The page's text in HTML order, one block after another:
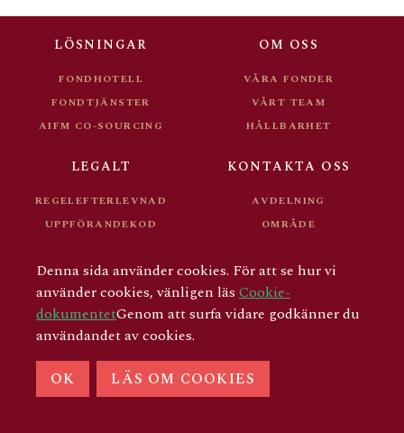
UPPFÖRANDEKOD
FONDDOKUMENT
OMRÅDE
KARRIÄR
LÖSNINGAR
FONDHOTELL
FONDTJÄNSTER
AIFM CO-SOURCING
OM OSS
VÅRA FONDER
VÅRT TEAM
HÅLLBARHET
LEGALT
REGELEFTERLEVNAD
UPPFÖRANDEKOD
FÖR INVESTERARE
KONTAKTA OSS
AVDELNING
OMRÅDE
© COPYRIGHT 2026 AIFM GROUP
Denna sida använder cookies. För att se hur vi
använder cookies, vänligen läs Cookie-
dokumentetGenom att surfa vidare godkänner du
användandet av cookies.
OK
LÄS OM COOKIES